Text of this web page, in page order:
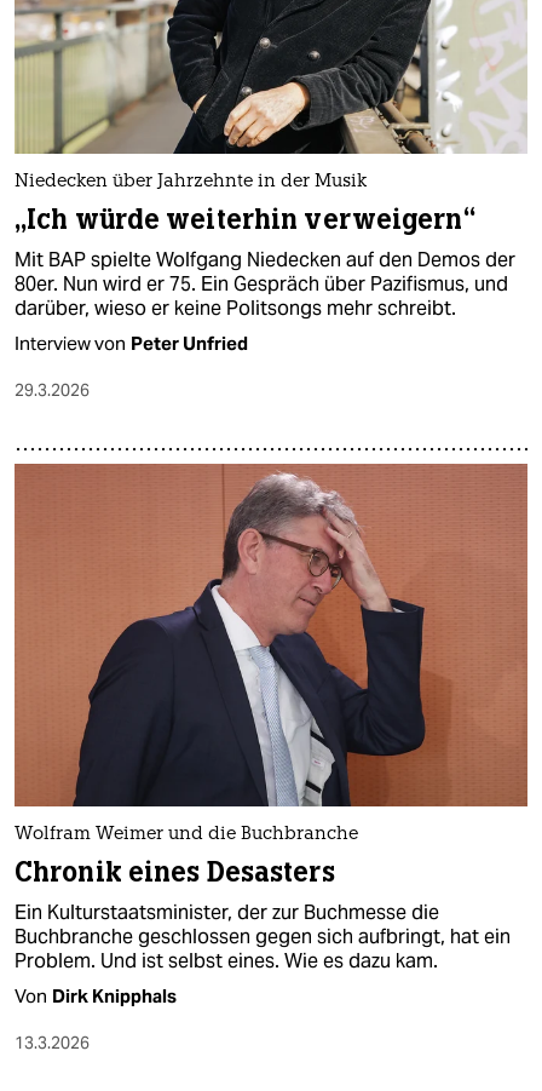
Niedecken über Jahrzehnte in der Musik
„Ich würde weiterhin verweigern“
Mit BAP spielte Wolfgang Niedecken auf den Demos der
80er. Nun wird er 75. Ein Gespräch über Pazifismus, und
darüber, wieso er keine Politsongs mehr schreibt.
Interview von Peter Unfried
29.3.2026
Wolfram Weimer und die Buchbranche
Chronik eines Desasters
Ein Kulturstaatsminister, der zur Buchmesse die
Buchbranche geschlossen gegen sich aufbringt, hat ein
Problem. Und ist selbst eines. Wie es dazu kam.
Von Dirk Knipphals
13.3.2026